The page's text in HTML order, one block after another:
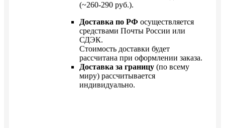
(~260-290 руб.).
Доставка по РФ осуществляется
средствами Почты России или
СДЭК.
Стоимость доставки будет
рассчитана при оформлении заказа.
Доставка за границу (по всему
миру) рассчитывается
индивидуально.